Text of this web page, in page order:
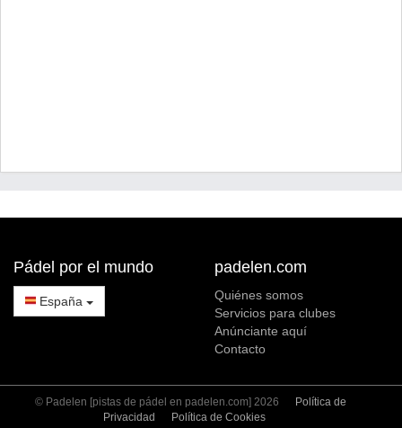
Pádel por el mundo
España
padelen.com
Quiénes somos
Servicios para clubes
Anúnciante aquí
Contacto
© Padelen [pistas de pádel en padelen.com] 2026
Política de
Privacidad
Política de Cookies